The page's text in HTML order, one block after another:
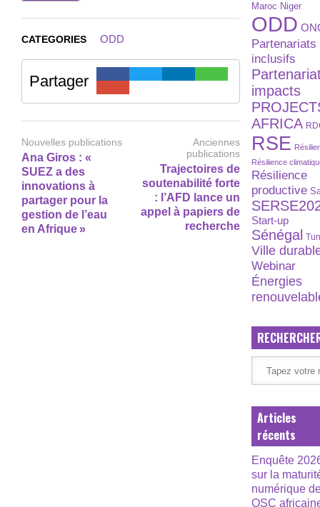
CATEGORIES ODD
Partager
Nouvelles publications
Ana Giros : «
SUEZ a des
innovations à
partager pour la
gestion de l’eau
en Afrique »
Anciennes
publications
Trajectoires de
soutenabilité forte
: l’AFD lance un
appel à papiers de
recherche
Maroc Niger
ODD
Partenariats
inclusifs
impacts
AFRICA
RSE
Résilience
Résilience
productive
Start-up
Sénégal
Ville
Webinar
Énergies
Articles
récents
Enquête
sur la
numérique
OSC